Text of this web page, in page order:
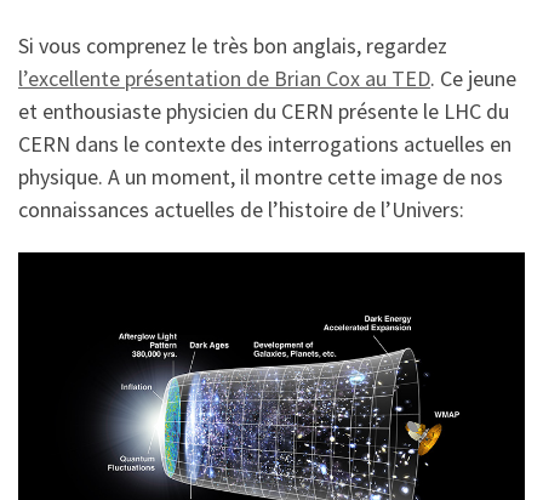
Si vous comprenez le très bon anglais, regardez
l’excellente présentation de Brian Cox au TED. Ce jeune
et enthousiaste physicien du CERN présente le LHC du
CERN dans le contexte des interrogations actuelles en
physique. A un moment, il montre cette image de nos
connaissances actuelles de l’histoire de l’Univers: